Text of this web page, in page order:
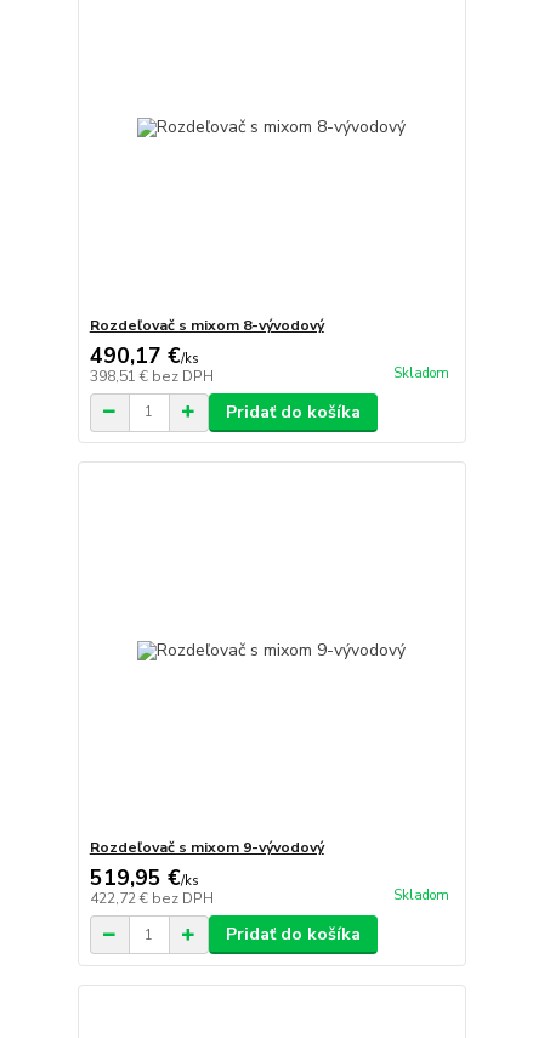
Rozdeľovač s mixom 8-vývodový
490,17 €/ks
398,51 € bez DPH Skladom
Pridať do košíka
Rozdeľovač s mixom 9-vývodový
519,95 €/ks
422,72 € bez DPH Skladom
Pridať do košíka